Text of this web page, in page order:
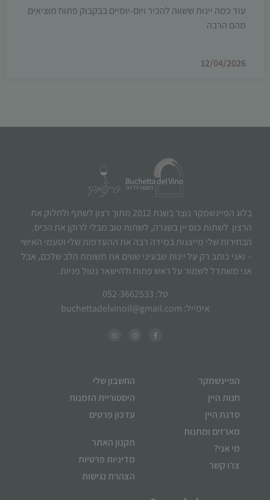
עוד כמה יינות ששווה להכיר ויום-יומיים בבקבוק פתוח מוציאים
מהם הרבה
12/04/2026
בלוג הפיינשמקר נוצר בשנת 2012 מתוך רצון לשתף ולחלוק את
הרצון לשתות כוס יין בשגרה, לשתות טוב מבלי לרוקן את הכיס.
הבחירות שלי מייצגות במידה רבה את ההעדפות שלי וטעמי האישי
– ואני כותב רק על יינות שבעיני שווים את תשומת הלב שלכם, אבל
אני משתדל לשמור על ראש פתוח ולהישאר נטול פניות.
טל: 052-3662533
אימייל: buchettadelvinoil@gmail.com
הפיינשמקר
חנות היין
סדנת היין
מארזים ומתנות
מי אני?
צרו קשר
החשבון שלי
היסטוריית הזמנות
עדכון פרטים
תקנון האתר
מדיניות פרטיות
הצהרת נגישות